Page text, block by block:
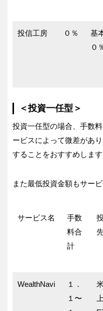
投信工房 ０％
基
０
＜投資一任型＞
投資一任型の場合、手数
ービスによって微差があ
することをおすすめします
また最低投資金額もサー
サービス名
手数
料合
計
WealthNavi
１．
１〜